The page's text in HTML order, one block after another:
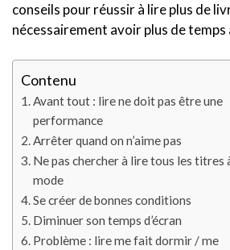
conseils pour réussir à lire plus de
nécessairement avoir plus de
Contenu
Avant tout : lire ne doit pas être une
performance
Arrêter quand on n’aime pas
Ne pas chercher à lire tous les titres
mode
Se créer de bonnes conditions
Diminuer son temps d’écran
Problème : lire me fait dormir / me